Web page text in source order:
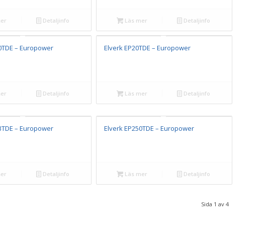
Detaljinfo Läs mer Detaljinfo
– Europower
Detaljinfo
Elverk EP20TDE – Europower
Läs mer Detaljinfo
– Europower
Detaljinfo
Elverk EP250TDE – Europower
Läs mer Detaljinfo
Sida 1 av 4